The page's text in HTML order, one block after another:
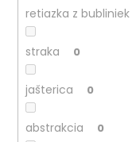
retiazka z bubliniek
straka 0
jašterica 0
abstrakcia 0